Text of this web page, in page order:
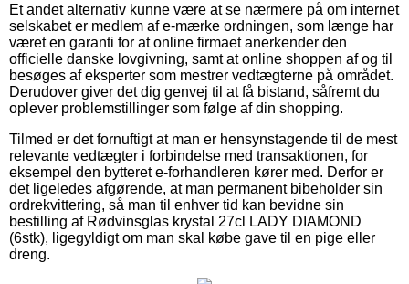
Et andet alternativ kunne være at se nærmere på om internet
selskabet er medlem af e-mærke ordningen, som længe har
været en garanti for at online firmaet anerkender den
officielle danske lovgivning, samt at online shoppen af og til
besøges af eksperter som mestrer vedtægterne på området.
Derudover giver det dig genvej til at få bistand, såfremt du
oplever problemstillinger som følge af din shopping.
Tilmed er det fornuftigt at man er hensynstagende til de mest
relevante vedtægter i forbindelse med transaktionen, for
eksempel den bytteret e-forhandleren kører med. Derfor er
det ligeledes afgørende, at man permanent bibeholder sin
ordrekvittering, så man til enhver tid kan bevidne sin
bestilling af Rødvinsglas krystal 27cl LADY DIAMOND
(6stk), ligegyldigt om man skal købe gave til en pige eller
dreng.